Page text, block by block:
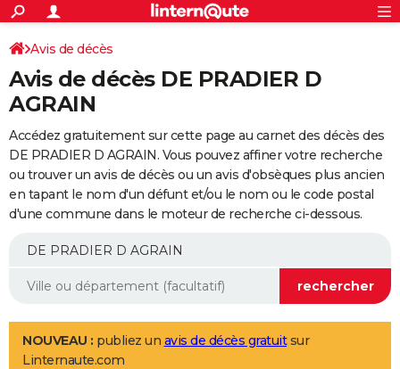
ACTUALITÉS
Politique
Société
Faits Divers
Education
Monde
Villes
+
SPORT
Coupe du monde 2026
Football
Tennis
Cyclisme
Rugby
Forum
FINANCE
Retraite
Impôts
Epargne
Immobilier
Risques naturels par ville
Banque
Assurance
Crédit
Essais
Réserver un essai
Citadines
Berlines
SUV
Forum auto
+
HIGH-TECH
Art de vivre
Bien-être
Loisirs
Mode
Modes de vie
SANTE
Avis de décès
Avis de décès DE PRADIER D
AGRAIN
Accédez gratuitement sur cette page au carnet des décès des
DE PRADIER D AGRAIN. Vous pouvez affiner votre recherche
ou trouver un avis de décès ou un avis d'obsèques plus ancien
en tapant le nom d'un défunt et/ou le nom ou le code postal
d'une commune dans le moteur de recherche ci-dessous.
NOUVEAU : publiez un avis de décès gratuitsur
Linternaute.com